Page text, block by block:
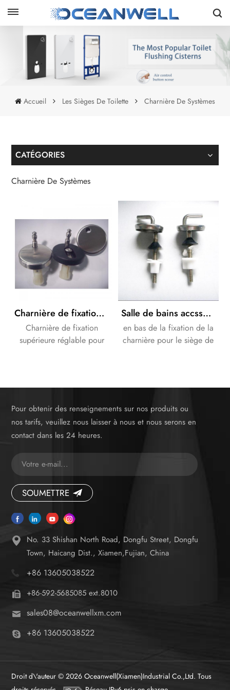
Accueil Les Sièges De Toilette Charnière De Systèmes
CATÉGORIES
Charnière De Systèmes
Charnière de fixation supérieure
Charnière de fixation
supérieure réglable pour
Divers kits de fixation
vos besoins particuliers.
Salle de bains accssory Réglable en Acier Inoxydable Charnière pour la couverture de siège de Toilette
en bas de la fixation de la
charnière pour le siège de
Pour obtenir des renseignements sur nos produits ou
nos tarifs, veuillez nous laisser à nous et nous serons en
contact dans les 24 heures.
SOUMETTRE
No. 33 Shishan North Road, Dongfu Street, Dongfu
Town, Haicang Dist., Xiamen,Fujian, China
+86 13605038522
+86-592-5685085 ext.8010
sales08@oceanwellxm.com
+86 13605038522
Droit d\'auteur © 2026 Oceanwell(Xiamen)Industrial Co.,Ltd. Tous